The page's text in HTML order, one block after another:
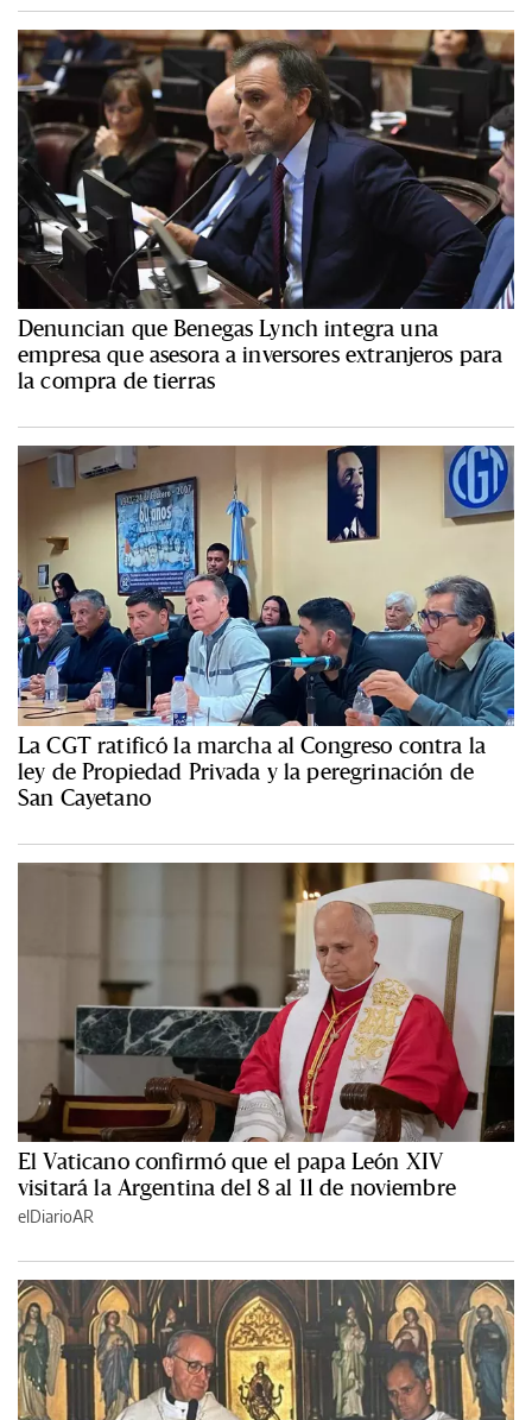
Denuncian que Benegas Lynch integra una
empresa que asesora a inversores extranjeros para
la compra de tierras
La CGT ratificó la marcha al Congreso contra la
ley de Propiedad Privada y la peregrinación de
San Cayetano
El Vaticano confirmó que el papa León XIV
visitará la Argentina del 8 al 11 de noviembre
elDiarioAR